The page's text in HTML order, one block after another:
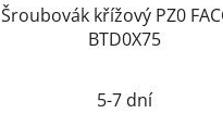
Šroubovák křížový PZ0
BTD0X75
5-7 dní